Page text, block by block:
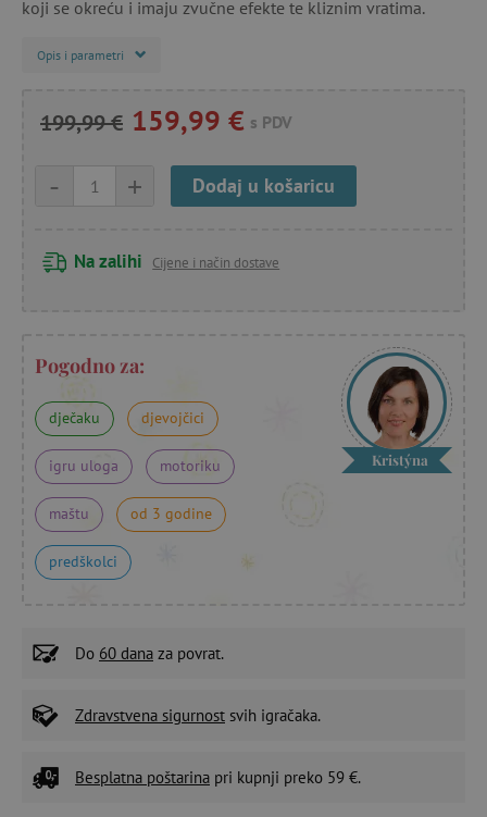
koji se okreću i imaju zvučne efekte te kliznim vratima.
Opis i parametri
199,99 € 159,99 € s PDV
+
- Dodaj u košaricu
Na zalihi Cijene i način dostave
Pogodno za:
dječaku djevojčici
igru uloga motoriku
maštu od 3 godine
predškolci
Kristýna
Do 60 dana za povrat.
Zdravstvena sigurnost svih igračaka.
Besplatna poštarina pri kupnji preko 59 €.